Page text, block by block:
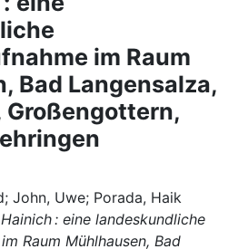
im Raum
Bad Langensalza,
Großengottern,
John, Uwe; Porada, Haik
: eine landeskundliche
Raum Mühlhausen, Bad